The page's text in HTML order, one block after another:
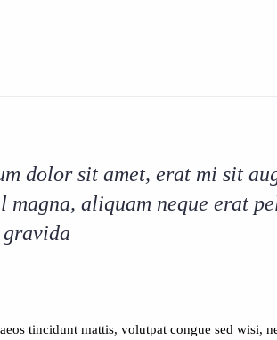
dolor sit amet, erat mi sit
magna, aliquam neque erat
gravida
tincidunt mattis, volutpat congue sed wisi,